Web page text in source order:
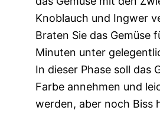
Knoblauch und Ingwer
Braten Sie das Gemüse
Minuten unter
In dieser Phase soll das
Farbe annehmen und
werden, aber noch Biss